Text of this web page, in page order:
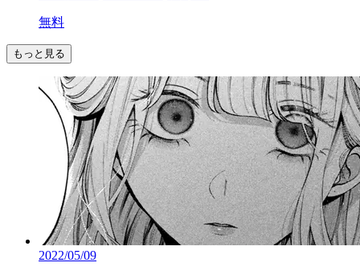
無料
もっと見る
2022/05/09